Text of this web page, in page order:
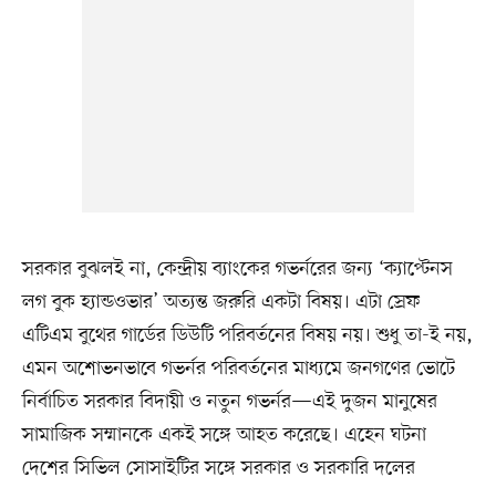
সরকার বুঝলই না, কেন্দ্রীয় ব্যাংকের গভর্নরের জন্য ‘ক্যাপ্টেনস
লগ বুক হ্যান্ডওভার’ অত্যন্ত জরুরি একটা বিষয়। এটা স্রেফ
এটিএম বুথের গার্ডের ডিউটি পরিবর্তনের বিষয় নয়। শুধু তা-ই নয়,
এমন অশোভনভাবে গভর্নর পরিবর্তনের মাধ্যমে জনগণের ভোটে
নির্বাচিত সরকার বিদায়ী ও নতুন গভর্নর—এই দুজন মানুষের
সামাজিক সম্মানকে একই সঙ্গে আহত করেছে। এহেন ঘটনা
দেশের সিভিল সোসাইটির সঙ্গে সরকার ও সরকারি দলের